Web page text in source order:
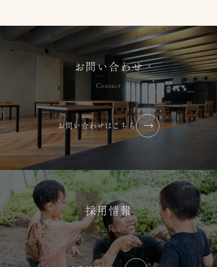
【2026年 夏】小中高生 保育ボラン
ティア募集
2026/07/07 コラム・ブログ
大塚りとるぱんぷきんず
2026/07/02 コラム・ブログ
横浜りとるぱんぷきんず
2026年6月【最近”心が通った”と感
お問い合わせ
Contact
お問い合わせはこちら
採用情報
Recruit